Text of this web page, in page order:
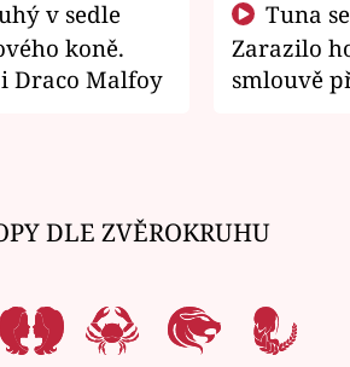
koně.
Draco Malfoy
Zarazilo
smlouvě
DLE ZVĚROKRUHU